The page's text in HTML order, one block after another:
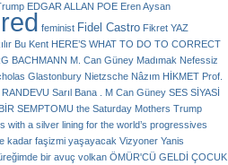
EDGAR ALLAN POE Eren Aysan
feminist Fidel Castro Fikret YAZ
Bu Kent HERE’S WHAT TO DO TO CORRECT
BACHMANN M. Can Güney Madımak Nefessiz
Glastonbury Nietzsche Nâzım HİKMET Prof.
RANDEVU Sarıl Bana . M Can Güney SES SİYASİ
SEMPTOMU the Saturday Mothers Trump
with a silver lining for the world’s progressives
kadar faşizmi yaşayacak Vizyoner Yanis
bir avuç volkan ÖMÜR'CÜ GELDİ ÇOCUK